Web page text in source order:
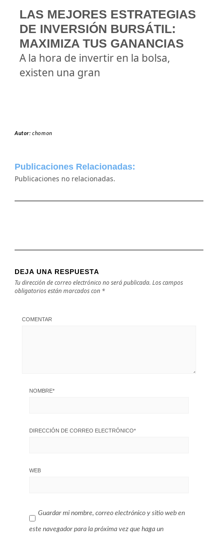
LAS MEJORES ESTRATEGIAS
DE INVERSIÓN BURSÁTIL:
MAXIMIZA TUS GANANCIAS
A la hora de invertir en la bolsa,
existen una gran
Autor:chomon
Publicaciones Relacionadas:
Publicaciones no relacionadas.
DEJA UNA RESPUESTA
Tu dirección de correo electrónico no será publicada. Los campos
obligatorios están marcados con *
COMENTAR
NOMBRE*
DIRECCIÓN DE CORREO ELECTRÓNICO*
WEB
Guardar mi nombre, correo electrónico y sitio web en
este navegador para la próxima vez que haga un